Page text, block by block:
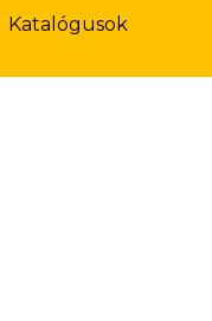
Katalógusok